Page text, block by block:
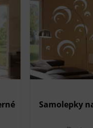
Samolepky